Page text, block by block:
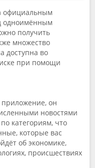
официальным
одноимённым
получить
множество
доступна во
при помощи
приложение, он
новостями
категориям, что
которые вас
об экономике,
происшествиях